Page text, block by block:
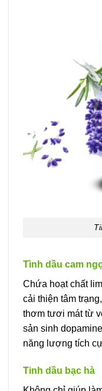
Tình dầu cam
Chứa hoạt chất
cải thiện tâm
thơm tươi mát từ
sản sinh
năng lượng tích
Tinh dầu bạc hà